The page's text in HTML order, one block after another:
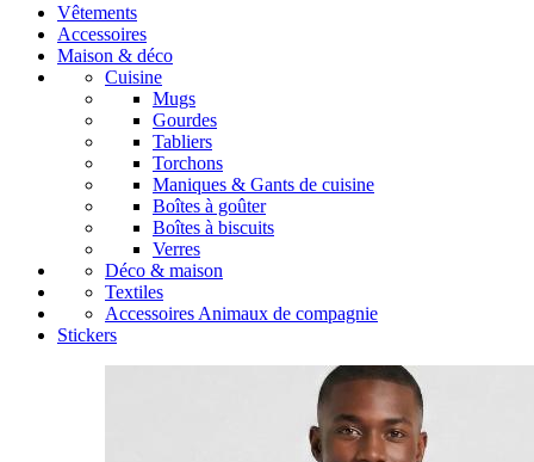
Vêtements
Accessoires
Maison & déco
Cuisine
Mugs
Gourdes
Tabliers
Torchons
Maniques & Gants de cuisine
Boîtes à goûter
Boîtes à biscuits
Verres
Déco & maison
Textiles
Accessoires Animaux de compagnie
Stickers